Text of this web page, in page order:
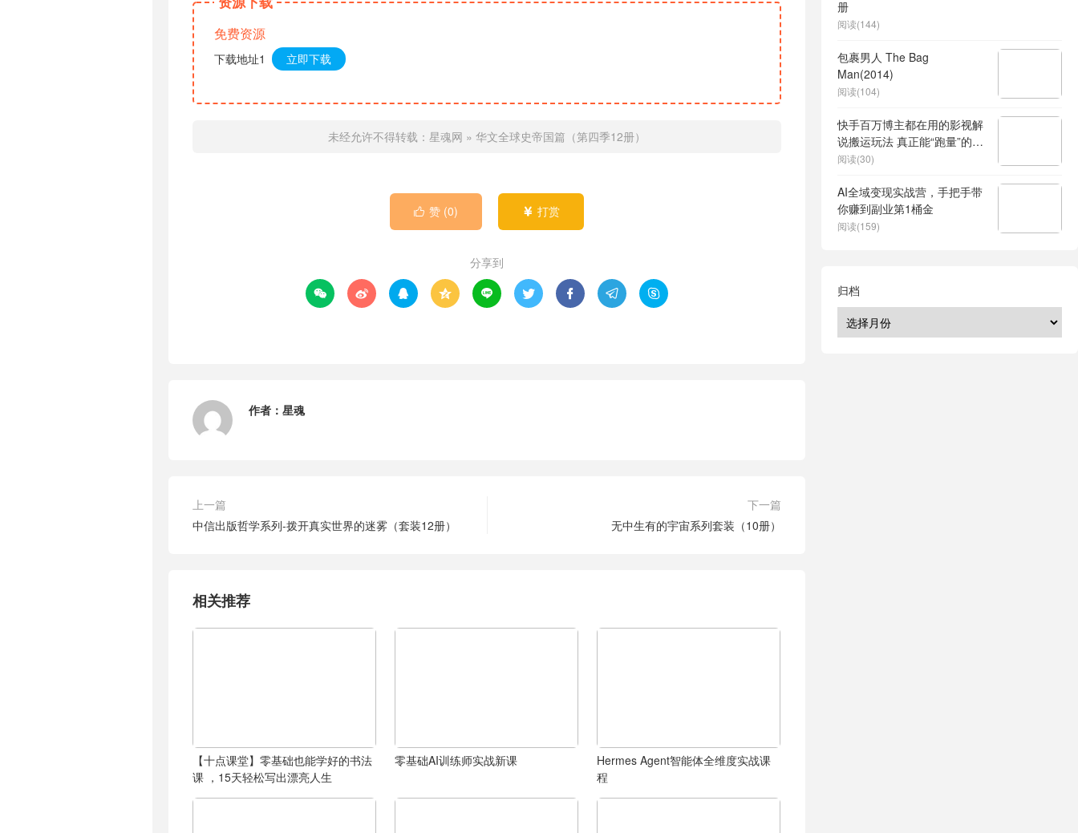
免费资源
下载地址1 立即下载
未经允许不得转载： 星魂网 » 华文全球史帝国篇（第四季12册）
 赞 (0)  打赏
分享到
        
作者： 星魂
上一篇
中信出版哲学系列-拨开真实世界的迷雾（套装12册）
下一篇
无中生有的宇宙系列套装（10册）
相关推荐
【十点课堂】零基础也能学好的书法
课 ，15天轻松写出漂亮人生
零基础AI训练师实战新课
Hermes Agent智能体全维度实战课
程
册
阅读(144)
包裹男人 The Bag
Man(2014)
阅读(104)
快手百万博主都在用的影视解
说搬运玩法 真正能“跑量”的影
视赛道教程来了！
阅读(30)
AI全域变现实战营，手把手带
你赚到副业第1桶金
阅读(159)
归档